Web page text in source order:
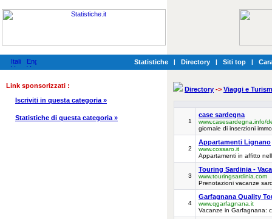
Statistiche | Directory | Siti top |
Link sponsorizzati :
Iscriviti in questa categoria »
Statistiche di questa categoria »
Directory -> Viaggi e
1
case sardegna
www.casesardegna.info/
giornale di inserzioni
2
Appartamenti Lignano
www.cossaro.it
Appartamenti in affitto
3
Touring Sardinia -
www.touringsardinia.com
Prenotazioni vacanze
4
Garfagnana Quality
www.qgarfagnana.it
Vacanze in Garfagnana: